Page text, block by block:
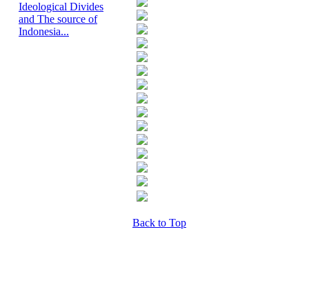
Ideological Divides
and The source of
Indonesia...
Back to Top